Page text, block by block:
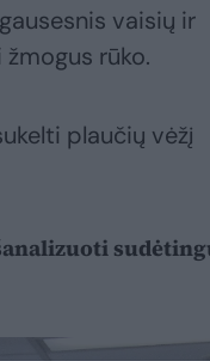
vaisių ir
rūko.
plaučių vėžį